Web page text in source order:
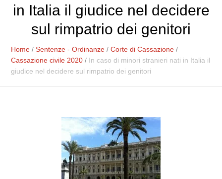
in Italia il giudice nel decidere
sul rimpatrio dei genitori
Home /Sentenze - Ordinanze /Corte di Cassazione /
Cassazione civile 2020 / In caso di minori stranieri nati in Italia il
giudice nel decidere sul rimpatrio dei genitori